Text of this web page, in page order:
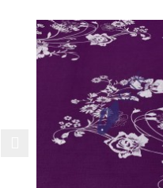
Previous